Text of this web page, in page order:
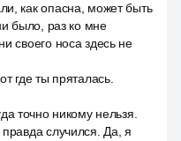
как опасна, может быть
было, раз ко мне
своего носа здесь не
где ты пряталась.
точно никому нельзя.
случился. Да, я